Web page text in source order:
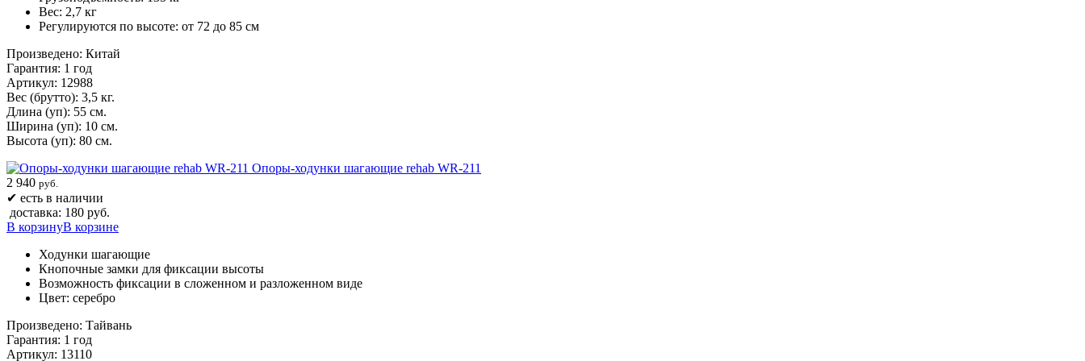
Вес: 2,7 кг
Регулируются по высоте: от 72 до 85 см
Произведено: Китай
Гарантия: 1 год
Артикул: 12988
Вес (брутто): 3,5 кг.
Длина (уп): 55 см.
Ширина (уп): 10 см.
Высота (уп): 80 см.
Опоры-ходунки шагающие rehab WR-211
2 940 руб.
✔ есть в наличии
доставка: 180 руб.
В корзинуВ корзине
Ходунки шагающие
Кнопочные замки для фиксации высоты
Возможность фиксации в сложенном и разложенном виде
Цвет: серебро
Произведено: Тайвань
Гарантия: 1 год
Артикул: 13110